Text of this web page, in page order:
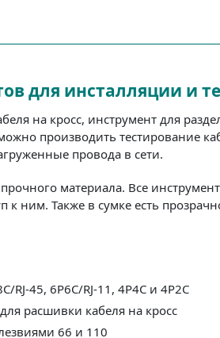
для инсталляции и
на кросс, инструмент для
производить тестирование
провода в сети.
материала. Все
ним. Также в сумке есть
45, 6P6C/RJ-11, 4P4C и 4P2C
расшивки кабеля на кросс
66 и 110